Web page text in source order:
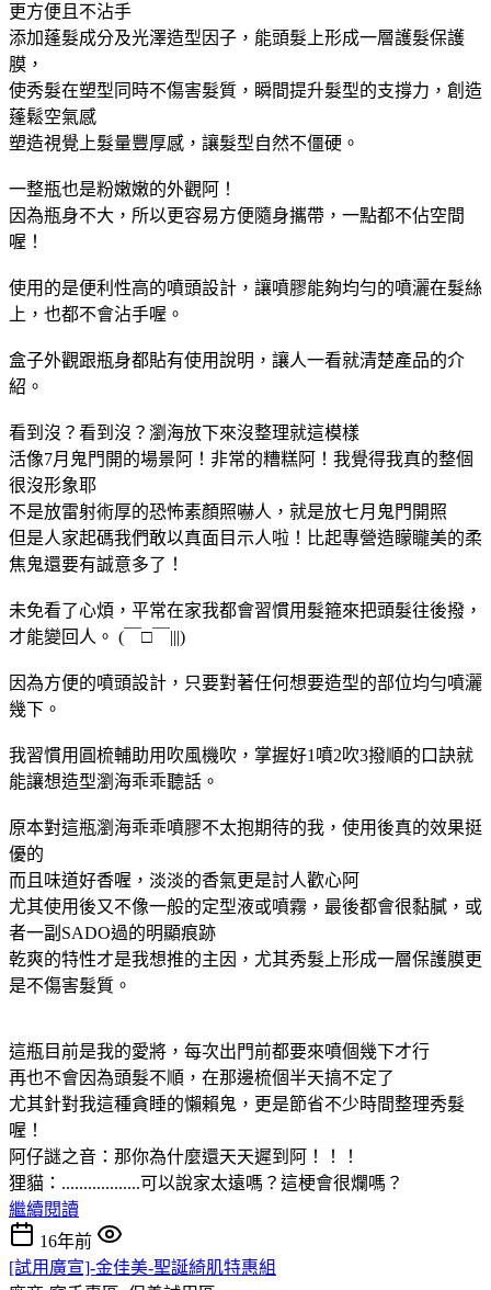
更方便且不沾手
添加蓬髮成分及光澤造型因子，能頭髮上形成一層護髮保護
膜，
使秀髮在塑型同時不傷害髮質，瞬間提升髮型的支撐力，創造
蓬鬆空氣感
塑造視覺上髮量豐厚感，讓髮型自然不僵硬。
一整瓶也是粉嫩嫩的外觀阿！
因為瓶身不大，所以更容易方便隨身攜帶，一點都不佔空間
喔！
使用的是便利性高的噴頭設計，讓噴膠能夠均勻的噴灑在髮絲
上，也都不會沾手喔。
盒子外觀跟瓶身都貼有使用說明，讓人一看就清楚產品的介
紹。
看到沒？看到沒？瀏海放下來沒整理就這模樣
活像7月鬼門開的場景阿！非常的糟糕阿！我覺得我真的整個
很沒形象耶
不是放雷射術厚的恐怖素顏照嚇人，就是放七月鬼門開照
但是人家起碼我們敢以真面目示人啦！比起專營造矇矓美的柔
焦鬼還要有誠意多了！
未免看了心煩，平常在家我都會習慣用髮箍來把頭髮往後撥，
才能變回人。 (￣□￣|||)
因為方便的噴頭設計，只要對著任何想要造型的部位均勻噴灑
幾下。
我習慣用圓梳輔助用吹風機吹，掌握好1噴2吹3撥順的口訣就
能讓想造型瀏海乖乖聽話。
原本對這瓶瀏海乖乖噴膠不太抱期待的我，使用後真的效果挺
優的
而且味道好香喔，淡淡的香氣更是討人歡心阿
尤其使用後又不像一般的定型液或噴霧，最後都會很黏膩，或
者一副SADO過的明顯痕跡
乾爽的特性才是我想推的主因，尤其秀髮上形成一層保護膜更
是不傷害髮質。
這瓶目前是我的愛將，每次出門前都要來噴個幾下才行
再也不會因為頭髮不順，在那邊梳個半天搞不定了
尤其針對我這種貪睡的懶賴鬼，更是節省不少時間整理秀髮
喔！
阿仔謎之音：那你為什麼還天天遲到阿！！！
狸貓：..................可以說家太遠嗎？這梗會很爛嗎？
繼續閱讀
16年前
[試用廣宣]-金佳美-聖誕綺肌特惠組